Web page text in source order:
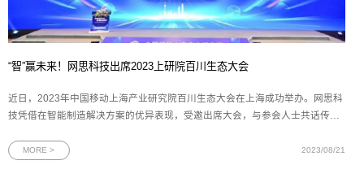
“智”赢未来！网思科技出席2023上研院百川生态大会
近日，2023年中国移动上海产业研究院百川生态大会在上海成功举办。网思科
技凭借在智能制造解决方案的优异表现，受邀出席大会，与参会人士共话传统
一直以来，上海产业研究院（下文简称“上研院”）秉承创新、合作、共赢的理
MORE > 2023/08/21